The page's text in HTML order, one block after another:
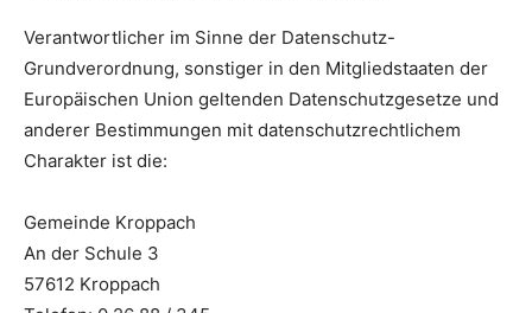
Verantwortlicher im Sinne der Datenschutz-
Grundverordnung, sonstiger in den Mitgliedstaaten der
Europäischen Union geltenden Datenschutzgesetze und
anderer Bestimmungen mit datenschutzrechtlichem
Charakter ist die:
Gemeinde Kroppach
An der Schule 3
57612 Kroppach